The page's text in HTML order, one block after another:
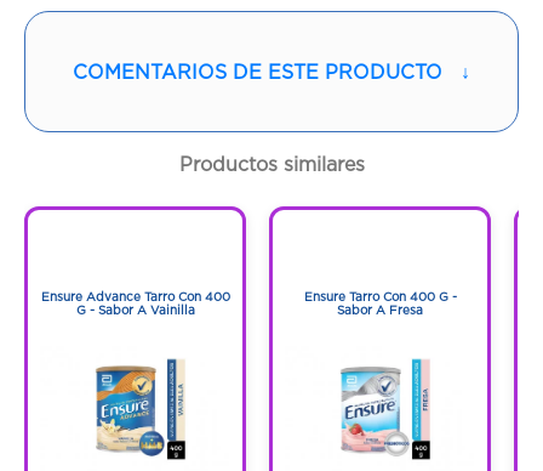
1300819
COMENTARIOS DE ESTE PRODUCTO ↓
Productos similares
Ensure Advance Tarro Con 400
G - Sabor A Vainilla
Ensure Tarro Con 400 G -
Sabor A Fresa